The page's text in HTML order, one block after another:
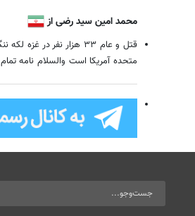
محمد امین سید رضی از
قزوین
قتل و عام ۳۳ هزار نفر
متحده آمریکا است والسلام نامه تمام